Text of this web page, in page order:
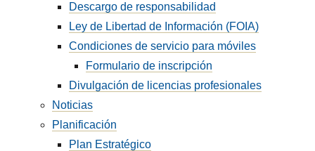
Descargo de responsabilidad
Ley de Libertad de Información (FOIA)
Condiciones de servicio para móviles
Formulario de inscripción
Divulgación de licencias profesionales
Noticias
Planificación
Plan Estratégico